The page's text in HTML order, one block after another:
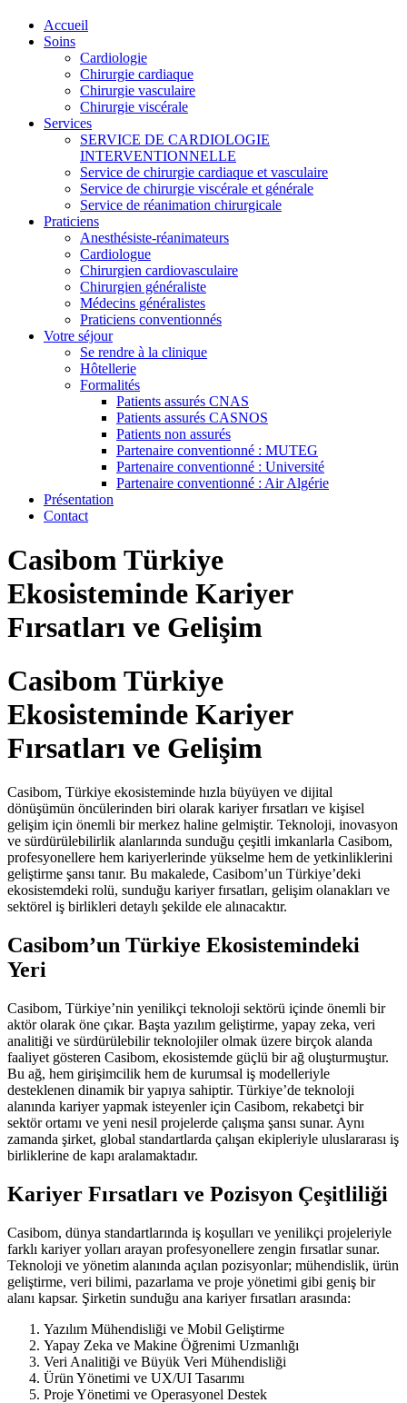
Accueil
Soins
Cardiologie
Chirurgie cardiaque
Chirurgie vasculaire
Chirurgie viscérale
Services
SERVICE DE CARDIOLOGIE
INTERVENTIONNELLE
Service de chirurgie cardiaque et vasculaire
Service de chirurgie viscérale et générale
Service de réanimation chirurgicale
Praticiens
Anesthésiste-réanimateurs
Cardiologue
Chirurgien cardiovasculaire
Chirurgien généraliste
Médecins généralistes
Praticiens conventionnés
Votre séjour
Se rendre à la clinique
Hôtellerie
Formalités
Patients assurés CNAS
Patients assurés CASNOS
Patients non assurés
Partenaire conventionné : MUTEG
Partenaire conventionné : Université
Partenaire conventionné : Air Algérie
Présentation
Contact
Casibom Türkiye
Ekosisteminde Kariyer
Fırsatları ve Gelişim
Casibom Türkiye
Ekosisteminde Kariyer
Fırsatları ve Gelişim
Casibom, Türkiye ekosisteminde hızla büyüyen ve dijital
dönüşümün öncülerinden biri olarak kariyer fırsatları ve kişisel
gelişim için önemli bir merkez haline gelmiştir. Teknoloji, inovasyon
ve sürdürülebilirlik alanlarında sunduğu çeşitli imkanlarla Casibom,
profesyonellere hem kariyerlerinde yükselme hem de yetkinliklerini
geliştirme şansı tanır. Bu makalede, Casibom’un Türkiye’deki
ekosistemdeki rolü, sunduğu kariyer fırsatları, gelişim olanakları ve
sektörel iş birlikleri detaylı şekilde ele alınacaktır.
Casibom’un Türkiye Ekosistemindeki
Yeri
Casibom, Türkiye’nin yenilikçi teknoloji sektörü içinde önemli bir
aktör olarak öne çıkar. Başta yazılım geliştirme, yapay zeka, veri
analitiği ve sürdürülebilir teknolojiler olmak üzere birçok alanda
faaliyet gösteren Casibom, ekosistemde güçlü bir ağ oluşturmuştur.
Bu ağ, hem girişimcilik hem de kurumsal iş modelleriyle
desteklenen dinamik bir yapıya sahiptir. Türkiye’de teknoloji
alanında kariyer yapmak isteyenler için Casibom, rekabetçi bir
sektör ortamı ve yeni nesil projelerde çalışma şansı sunar. Aynı
zamanda şirket, global standartlarda çalışan ekipleriyle uluslararası iş
birliklerine de kapı aralamaktadır.
Kariyer Fırsatları ve Pozisyon Çeşitliliği
Casibom, dünya standartlarında iş koşulları ve yenilikçi projeleriyle
farklı kariyer yolları arayan profesyonellere zengin fırsatlar sunar.
Teknoloji ve yönetim alanında açılan pozisyonlar; mühendislik, ürün
geliştirme, veri bilimi, pazarlama ve proje yönetimi gibi geniş bir
alanı kapsar. Şirketin sunduğu ana kariyer fırsatları arasında:
Yazılım Mühendisliği ve Mobil Geliştirme
Yapay Zeka ve Makine Öğrenimi Uzmanlığı
Veri Analitiği ve Büyük Veri Mühendisliği
Ürün Yönetimi ve UX/UI Tasarımı
Proje Yönetimi ve Operasyonel Destek